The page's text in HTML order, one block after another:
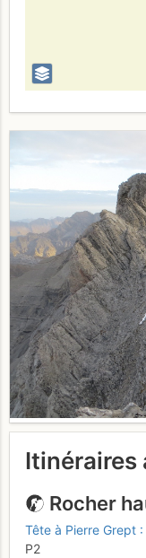
Itinéraires
Rocher
Tête à Pierre Grept
P2